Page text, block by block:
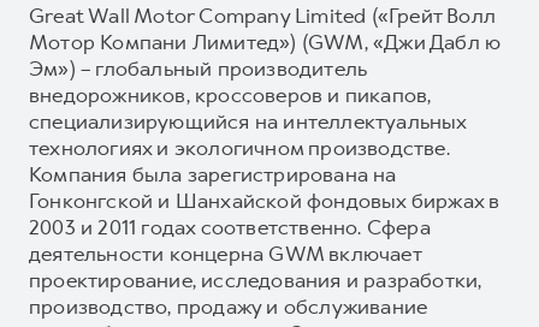
Great Wall Motor Company Limited («Грейт Волл
Мотор Компани Лимитед») (GWM, «Джи Дабл ю
Эм») – глобальный производитель
внедорожников, кроссоверов и пикапов,
специализирующийся на интеллектуальных
технологиях и экологичном производстве.
Компания была зарегистрирована на
Гонконгской и Шанхайской фондовых биржах в
2003 и 2011 годах соответственно. Сфера
деятельности концерна GWM включает
проектирование, исследования и разработки,
производство, продажу и обслуживание